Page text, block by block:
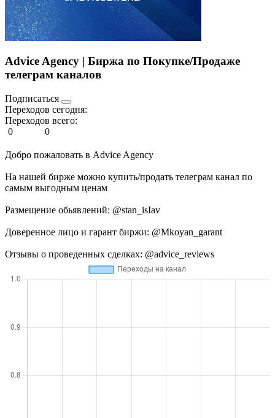
Advice Agency | Биржа по Покупке/Продаже
телеграм каналов
Подписаться
Переходов сегодня:
Переходов всего:
0
0
Добро пожаловать в Advice Agency
На нашей бирже можно купить/продать телеграм канал по
самым выгодным ценам
Размещение обьявлений: @stan_isIav
Доверенное лицо и гарант биржи: @Mkoyan_garant
Отзывы о проведенных сделках: @advice_reviews